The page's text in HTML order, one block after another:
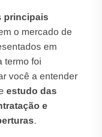
principais
o mercado de
em
termo foi
você a entender
estudo das
e
.